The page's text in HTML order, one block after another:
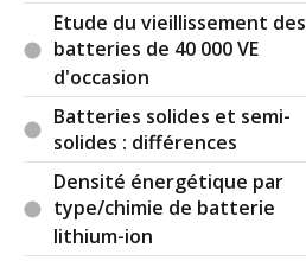
Etude du vieillissement des
batteries de 40 000 VE
d'occasion
Batteries solides et semi-
solides : différences
Densité énergétique par
type/chimie de batterie
lithium-ion